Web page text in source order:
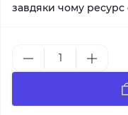
завдяки чому ресурс